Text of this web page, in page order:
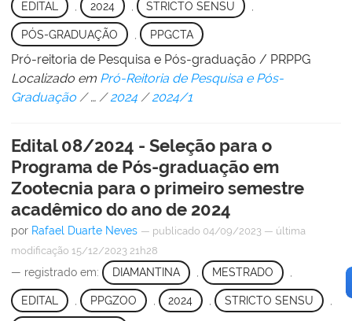
EDITAL 2024 STRICTO SENSU
PÓS-GRADUAÇÃO PPGCTA
Pró-reitoria de Pesquisa e Pós-graduação / PRPPG
Localizado em Pró-Reitoria de Pesquisa e Pós-
Graduação /… /2024 /2024/1
Edital 08/2024 - Seleção para o
Programa de Pós-graduação em
Zootecnia para o primeiro semestre
acadêmico do ano de 2024
por Rafael Duarte Neves — publicado 04/09/2023 — última
modificação 15/12/2023 21h28
— registrado em: DIAMANTINA , MESTRADO ,
EDITAL PPGZOO 2024 , STRICTO SENSU